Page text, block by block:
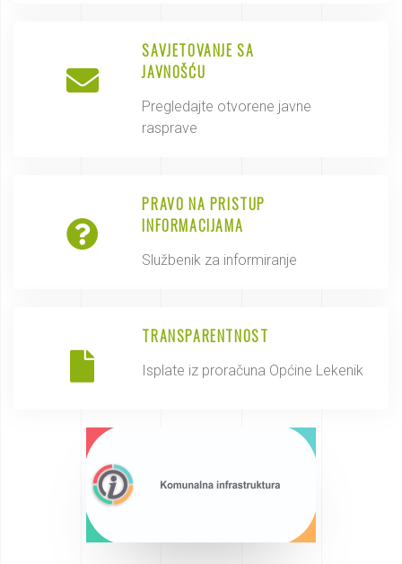
SAVJETOVANJE SA
JAVNOŠĆU
Pregledajte otvorene javne
rasprave
PRAVO NA PRISTUP
INFORMACIJAMA
Službenik za informiranje
TRANSPARENTNOST
Isplate iz proračuna Općine Lekenik